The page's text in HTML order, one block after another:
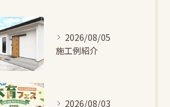
2026/08/05
施工例紹介
2026/08/03